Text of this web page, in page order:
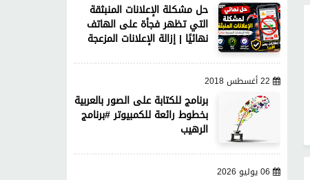
حل مشكلة الإعلانات المنبثقة
التي تظهر فجأة على الهاتف
نهائيًا | إزالة الإعلانات المزعجة
22 أغسطس 2018
برنامج للكتابة على الصور بالعربية
بخطوط رائعة للكمبيوتر #برنامج
الرهيب
06 يوليو 2026